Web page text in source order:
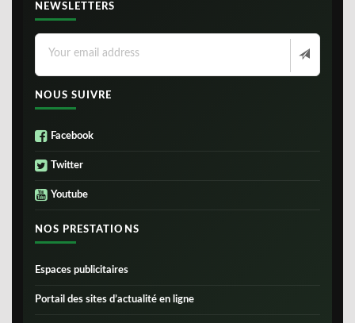
NEWSLETTERS
NOUS SUIVRE
Facebook
Twitter
Youtube
NOS PRESTATIONS
Espaces publicitaires
Portail des sites d’actualité en ligne